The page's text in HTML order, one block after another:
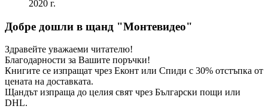
2020 г.
Добре дошли в щанд "Монтевидео"
Здравейте уважаеми читателю!
Благодарности за Вашите поръчки!
Книгите се изпращат чрез Еконт или Спиди с 30% отстъпка от
цената на доставката.
Щандът изпраща до целия свят чрез Български пощи или
DHL.